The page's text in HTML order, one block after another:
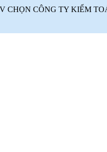
CHỌN CÔNG TY KIỂM